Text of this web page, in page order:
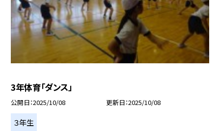
3年体育「ダンス」
公開日 2025/10/08 更新日 2025/10/08
３年生